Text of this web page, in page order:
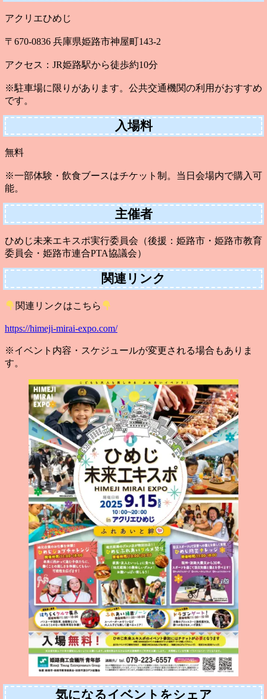
アクリエひめじ
〒670-0836 兵庫県姫路市神屋町143-2
アクセス：JR姫路駅から徒歩約10分
※駐車場に限りがあります。公共交通機関の利用がおすすめ
です。
入場料
無料
※一部体験・飲食ブースはチケット制。当日会場内で購入可
能。
主催者
ひめじ未来エキスポ実行委員会（後援：姫路市・姫路市教育
委員会・姫路市連合PTA協議会）
関連リンク
関連リンクはこちら
https://himeji-mirai-expo.com/
※イベント内容・スケジュールが変更される場合もありま
す。
気になるイベントをシェア